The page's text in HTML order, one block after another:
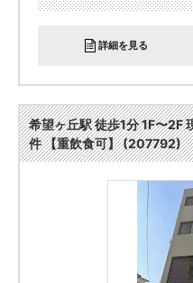
詳細を見る
希望ヶ丘駅 徒歩1分 1F〜2F
件 【重飲食可】 (207792)